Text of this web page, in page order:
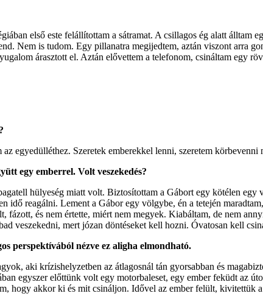
első este felállítottam a sátramat. A csillagos ég alatt álltam
Nem is tudom. Egy pillanatra megijedtem, aztán viszont arra
árasztott el. Aztán elővettem a telefonom, csináltam egy
egyedülléthez. Szeretek emberekkel lenni, szeretem
egy emberrel. Volt veszekedés?
hülyeség miatt volt. Biztosítottam a Gábort egy kötélen
idő reagálni. Lement a Gábor egy völgybe, én a tetején
fázott, és nem értette, miért nem megyek. Kiabáltam, de nem
veszekedni, mert józan döntéseket kell hozni. Óvatosan kell
perspektívából nézve ez aligha elmondható.
aki krízishelyzetben az átlagosnál tán gyorsabban és
egyszer előttünk volt egy motorbaleset, egy ember feküdt az
hogy akkor ki és mit csináljon. Idővel az ember felült,